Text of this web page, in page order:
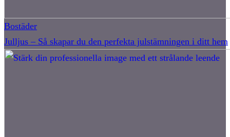
Bostäder
Julljus – Så skapar du den perfekta julstämningen i ditt hem